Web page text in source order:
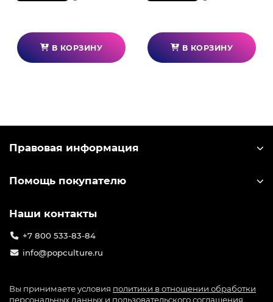
В КОРЗИНУ В КОРЗИНУ
Правовая информация
Помощь покупателю
Наши контакты
+7 800 533-83-84
info@popculture.ru
Вы принимаете условия политики в отношении обработки
персональных данных и пользовательского соглашения